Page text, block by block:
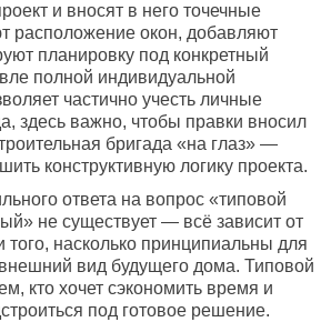
и вносят в него точечные
расположение окон, добавляют
планировку под конкретный
полной индивидуальной
частично учесть личные
здесь важно, чтобы правки вносил
бригада «на глаз» —
конструктивную логику проекта.
ответа на вопрос «типовой
не существует — всё зависит от
того, насколько принципиальны для
вид будущего дома. Типовой
кто хочет сэкономить время и
под готовое решение.